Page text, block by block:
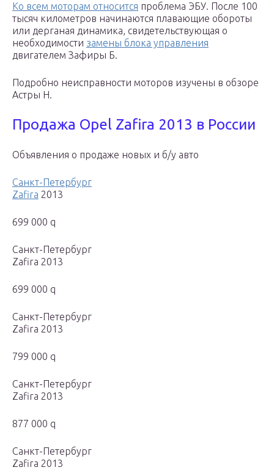
Ко всем моторам относится проблема ЭБУ. После 100
тысяч километров начинаются плавающие обороты
или дерганая динамика, свидетельствующая о
необходимости замены блока управления
двигателем Зафиры Б.
Подробно неисправности моторов изучены в обзоре
Астры Н.
Продажа Opel Zafira 2013 в России
Объявления о продаже новых и б/у авто
Санкт-Петербург
Zafira 2013
699 000 q
Санкт-Петербург
Zafira 2013
699 000 q
Санкт-Петербург
Zafira 2013
799 000 q
Санкт-Петербург
Zafira 2013
877 000 q
Санкт-Петербург
Zafira 2013